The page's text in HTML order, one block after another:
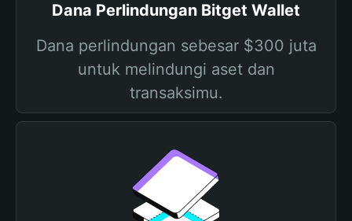
Dana Perlindungan Bitget Wallet
Dana perlindungan sebesar $300 juta
untuk melindungi aset dan
transaksimu.